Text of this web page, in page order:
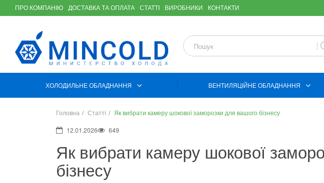
ПРО КОМПАНІЮ ДОСТАВКА ТА ОПЛАТА СТАТТІ ВИРОБНИКИ КОНТАКТИ
ХОЛОДИЛЬНЕ ОБЛАДНАННЯ ВЕНТИЛЯЦІЙНЕ ОБЛАДНАННЯ
Головна Статті Як вибрати камеру шокової заморозки для вашого бізнесу
12.01.2026 649
Як вибрати камеру шокової
бізнесу